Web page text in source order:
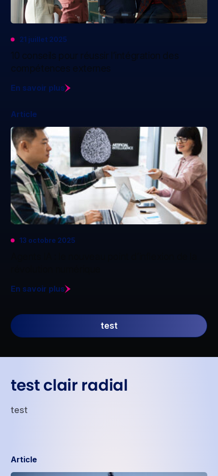
21 juillet 2025
10 conseils pour réussir l’intégration des
compétences externes
En savoir plus
Article
13 octobre 2025
En savoir plus
test
test clair radial
test
Article